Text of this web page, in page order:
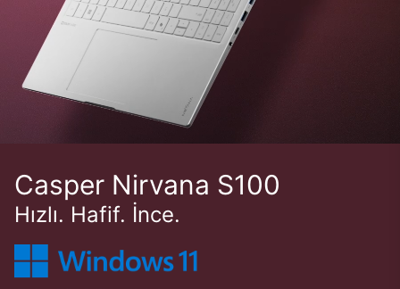
Casper Nirvana S100
Hızlı. Hafif. İnce.